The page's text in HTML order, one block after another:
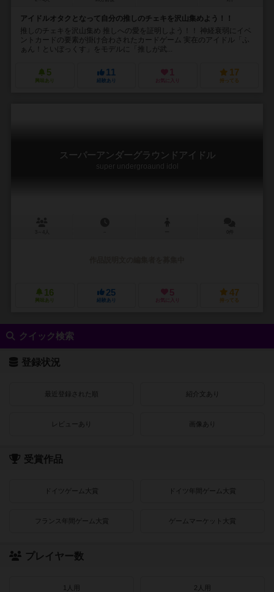
アイドルオタクとなって自分の推しのチェキを沢山集めよう！！
推しのチェキを沢山集め 推しへの愛を証明しよう！！ 神経衰弱にイベ
ントカードの要素が掛け合わされたカードゲーム 実在のアイドル「ふ
ぁん！といぼっくす」をモデルに「推しが武...
5
興味あり
11
経験あり
1
お気に入り
17
持ってる
スーパーアンダーグラウンドアイドル
super undergroaund idol
16
興味あり
25
経験あり
5
お気に入り
47
持ってる
クイック検索
登録状況
最近登録された順 紹介文あり
レビューあり 画像あり
受賞作品
ドイツゲーム大賞 ドイツ年間ゲーム大賞
フランス年間ゲーム大賞 ゲームマーケット大賞
プレイヤー数
1人用 2人用